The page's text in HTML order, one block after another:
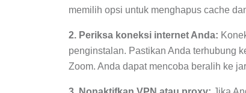
memilih opsi untuk menghapus cache
2. Periksa koneksi internet Anda:
penginstalan. Pastikan Anda terhubung
Zoom. Anda dapat mencoba beralih ke